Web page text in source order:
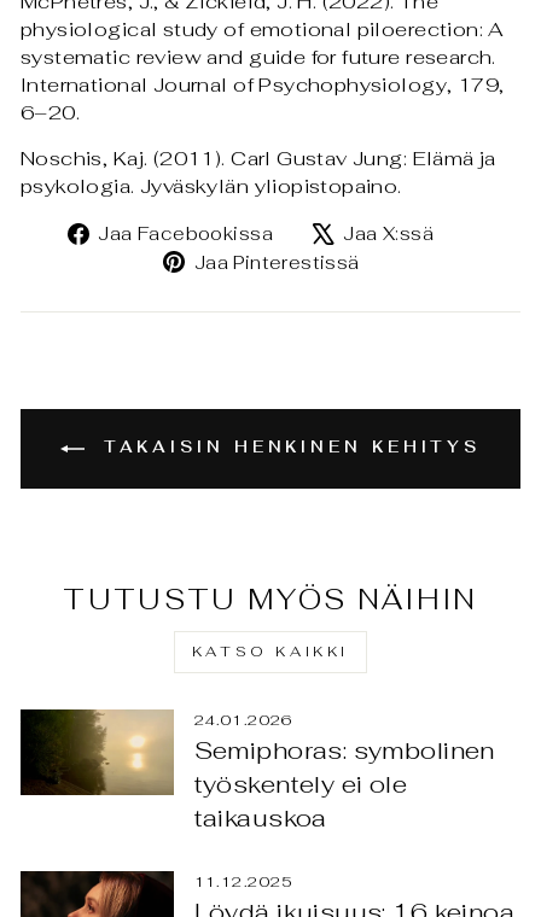
physiological study of emotional piloerection: A
systematic review and guide for future research.
International Journal of Psychophysiology, 179,
6–20.
Noschis, Kaj. (2011). Carl Gustav Jung: Elämä ja
psykologia. Jyväskylän yliopistopaino.
Jaa Facebookissa
Jaa
Facebookissa
Jaa X:ssä
Jaa Pinterestissä
TAKAISIN HENKINEN KEHITYS
TUTUSTU MYÖS NÄIHIN
KATSO KAIKKI
24.01.2026
Semiphoras: symbolinen
työskentely ei ole
taikauskoa
11.12.2025